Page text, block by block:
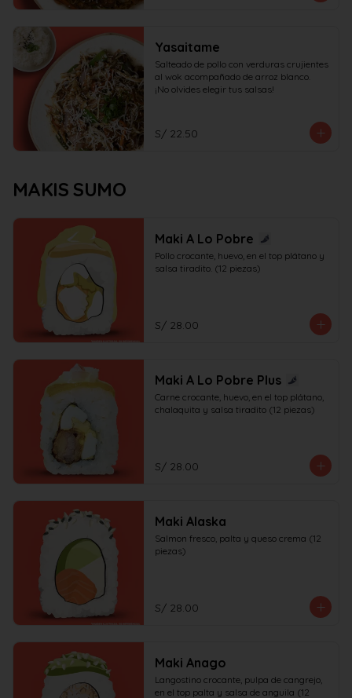
Yasaitame
Salteado de pollo con verduras crujientes
al wok acompañado de arroz blanco.
¡No olvides elegir tus salsas!
S/ 22.50
MAKIS SUMO
Maki A Lo Pobre
Pollo crocante, huevo, en el top plátano y
salsa tiradito. (12 piezas)
S/ 28.00
Maki A Lo Pobre Plus
Carne crocante, huevo, en el top plátano,
chalaquita y salsa tiradito (12 piezas)
S/ 28.00
Maki Alaska
Salmon fresco, palta y queso crema (12
piezas)
S/ 28.00
Maki Anago
Langostino crocante, pulpa de cangrejo,
en el top palta y salsa de anguila (12